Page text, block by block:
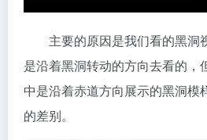
主要的原因是我们看的黑洞
是沿着黑洞转动的方向去看的，
中是沿着赤道方向展示的黑洞模
的差别。